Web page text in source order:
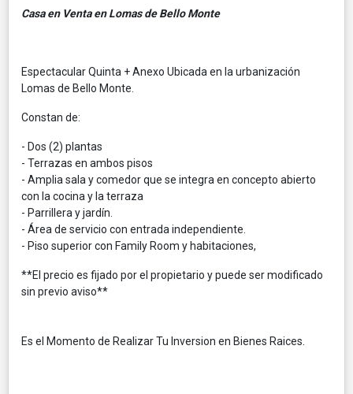
Casa en Venta en Lomas de Bello Monte
Espectacular Quinta + Anexo Ubicada en la urbanización
Lomas de Bello Monte.
Constan de:
- Dos (2) plantas
- Terrazas en ambos pisos
- Amplia sala y comedor que se integra en concepto abierto
con la cocina y la terraza
- Parrillera y jardín.
- Área de servicio con entrada independiente.
- Piso superior con Family Room y habitaciones,
**El precio es fijado por el propietario y puede ser modificado
sin previo aviso**
Es el Momento de Realizar Tu Inversion en Bienes Raices.